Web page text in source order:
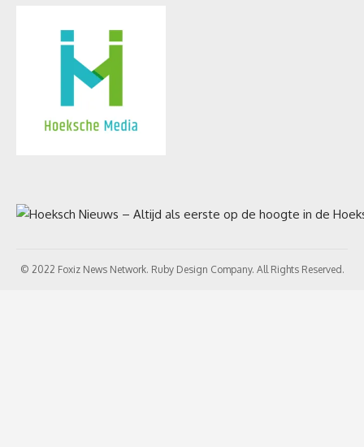
© 2022 Foxiz News Network. Ruby Design Company. All Rights Reserved.